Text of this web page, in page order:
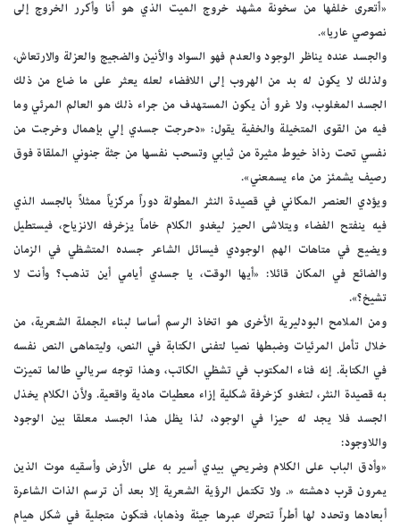
«أتعرى خلفها من سخونة مشهد خروج الميت الذي هو أنا وأكرر الخروج إلى
نصوصي عاريا».
والجسد عنده يناظر الوجود والعدم فهو السواد والأنين والضجيج والعزلة والارتعاش،
ولذلك لا يكون له بد من الهروب إلى اللافضاء لعله يعثر على ما ضاع من ذلك
الجسد المغلوب، ولا غرو أن يكون المستهدف من جراء ذلك هو العالم المرئي وما
فيه من القوى المتخيلة والخفية يقول: «دحرجت جسدي إلي بإهمال وخرجت من
نفسي تحت رذاذ خيوط مثيرة من ثيابي وتسحب نفسها من جثة جنوني الملقاة فوق
رصيف يشمئز من ماء يسمعني».
ويؤدي العنصر المكاني في قصيدة النثر المطولة دوراً مركزياً ممثلاً بالجسد الذي
فيه ينفتح الفضاء ويتلاشى الحيز ليغدو الكلام خاماً يزخرفه الانزياح، فيستطيل
ويضيع في متاهات الهم الوجودي فيسائل الشاعر جسده المتشظي في الزمان
والضائع في المكان قائلا: «أيها الوقت، يا جسدي أيامي أين تذهب؟ وأنت لا
تشيخ؟».
ومن الملامح البودليرية الأخرى هو اتخاذ الرسم أساسا لبناء الجملة الشعرية، من
خلال تأمل المرئيات وضبطها نصيا لتفنى الكتابة في النص، وليتماهى النص نفسه
في الكتابة. إنه فناء المكتوب في تشظي الكاتب، وهذا توجه سريالي طالما تميزت
به قصيدة النثر، لتغدو كزخرفة شكلية إزاء معطيات مادية واقعية. ولأن الكلام يخذل
الجسد فلا يجد له حيزا في الوجود، لذا يظل هذا الجسد معلقا بين الوجود
واللاوجود:
«وأدق الباب على الكلام وضريحي بيدي أسير به على الأرض وأسقيه موت الذين
يمرون قرب دهشته «. ولا تكتمل الرؤية الشعرية إلا بعد أن ترسم الذات الشاعرة
أبعادها وتحدد لها أطراً تتحرك عبرها جيئة وذهابا، فتكون متجلية في شكل هيام